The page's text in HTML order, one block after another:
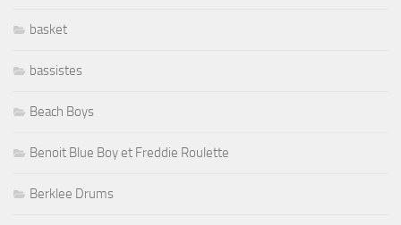
basket
bassistes
Beach Boys
Benoit Blue Boy et Freddie Roulette
Berklee Drums